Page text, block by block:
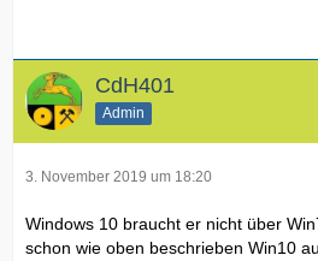
CdH401
Admin
3. November 2019 um 18:20
Windows 10 braucht er nicht über
schon wie oben beschrieben Win10